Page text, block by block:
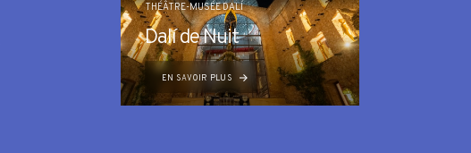
THÉÂTRE-MUSÉE DALÍ
Dalí de Nuit
EN SAVOIR PLUS